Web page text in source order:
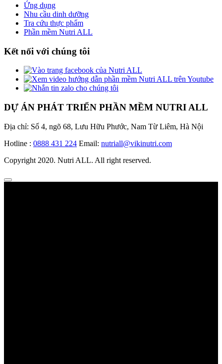
Ứng dụng
Nhu cầu dinh dưỡng
Tra cứu thực phẩm
Phần mềm Nutri ALL
Kết nối với chúng tôi
DỰ ÁN PHÁT TRIỂN PHẦN MỀM NUTRI ALL
Địa chỉ: Số 4, ngõ 68, Lưu Hữu Phước, Nam Từ Liêm, Hà Nội
Hotline : 0888 431 224 Email: nutriall@vikinutri.com
Copyright 2020. Nutri ALL. All right reserved.